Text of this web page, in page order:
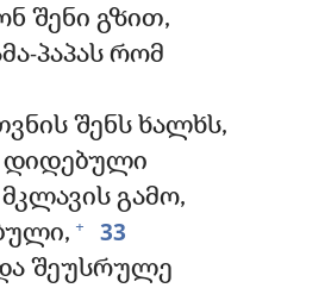
შენი გზით,
პაპას რომ
შენს ხალხს,
დიდებული
გამო,
+ 33
შეუსრულე